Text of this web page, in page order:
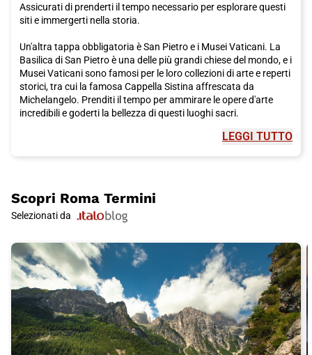
Assicurati di prenderti il tempo necessario per esplorare questi
siti e immergerti nella storia.
Un'altra tappa obbligatoria è San Pietro e i Musei Vaticani. La
Basilica di San Pietro è una delle più grandi chiese del mondo, e i
Musei Vaticani sono famosi per le loro collezioni di arte e reperti
storici, tra cui la famosa Cappella Sistina affrescata da
Michelangelo. Prenditi il tempo per ammirare le opere d'arte
incredibili e goderti la bellezza di questi luoghi sacri.
Il Pantheon è un altro sito imperdibile. Questo antico tempio
Per un po' di fortuna, assicurati di visitare la Fontana di Trevi,
che è stata restaurata grazie agli investimenti della storica
moneta nella fontana, secondo la tradizione locale. È
un'esperienza indimenticabile da fare durante il tuo soggiorno a
Roma .
Se vuoi goderti una vista mozzafiato sulla città, sali al
Gianicolo. Da qui potrai ammirare i tetti diRomae ammirare il
panorama spettacolare. È il posto perfetto per una passeggiata
tranquilla o una breve sosta panoramica.
LEGGI TUTTO
Scopri Roma Termini
Selezionati da